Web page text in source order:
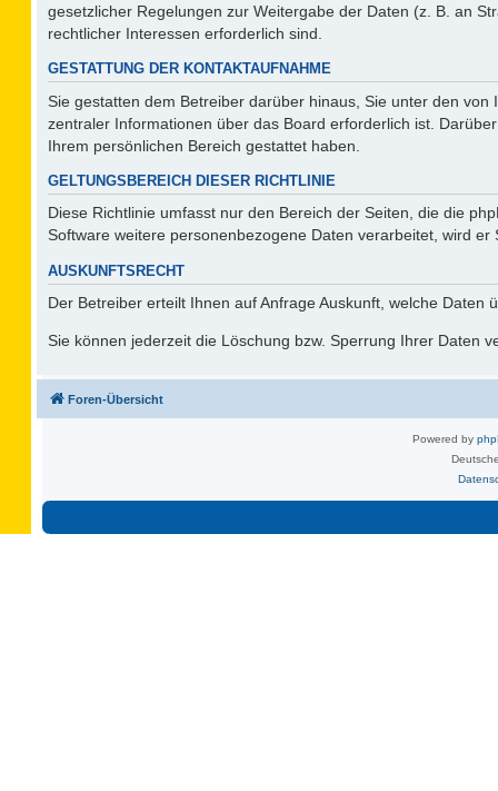
gesetzlicher Regelungen zur Weitergabe der Daten (z. B. an
rechtlicher Interessen erforderlich sind.
GESTATTUNG DER KONTAKTAUFNAHME
Sie gestatten dem Betreiber darüber hinaus, Sie unter den
zentraler Informationen über das Board erforderlich ist.
Ihrem persönlichen Bereich gestattet haben.
GELTUNGSBEREICH DIESER RICHTLINIE
Diese Richtlinie umfasst nur den Bereich der Seiten, die die
Software weitere personenbezogene Daten verarbeitet, wird
AUSKUNFTSRECHT
Der Betreiber erteilt Ihnen auf Anfrage Auskunft, welche Daten
Sie können jederzeit die Löschung bzw. Sperrung Ihrer Daten
Foren-Übersicht
Powered by